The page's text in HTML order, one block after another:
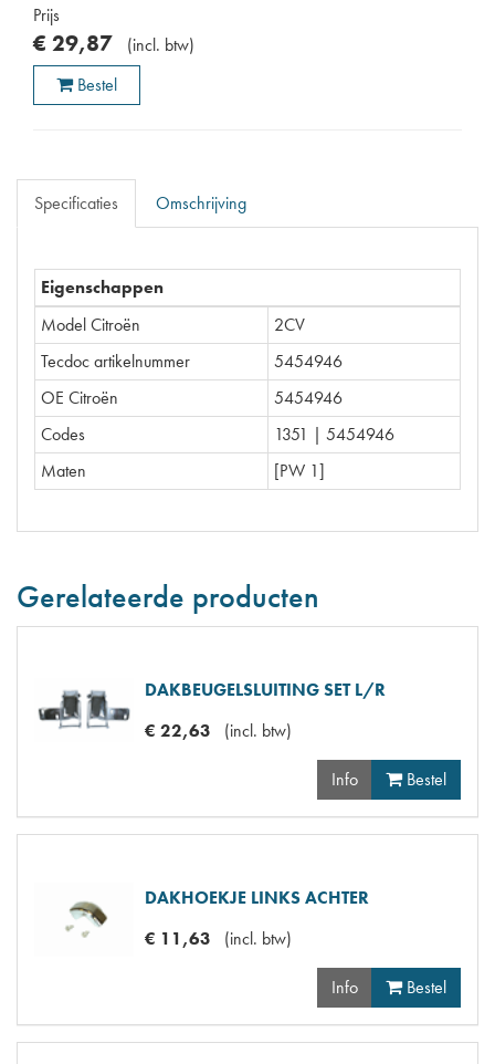
Prijs
€ 29,87 (incl. btw)
Bestel
Specificaties Omschrijving
Eigenschappen
Model Citroën
2CV
Tecdoc artikelnummer
5454946
OE Citroën
5454946
Codes
1351 | 5454946
Maten
[PW 1]
Gerelateerde producten
DAKBEUGELSLUITING SET L/R
€ 22,63 (incl. btw)
Info Bestel
DAKHOEKJE LINKS ACHTER
€ 11,63 (incl. btw)
Info Bestel